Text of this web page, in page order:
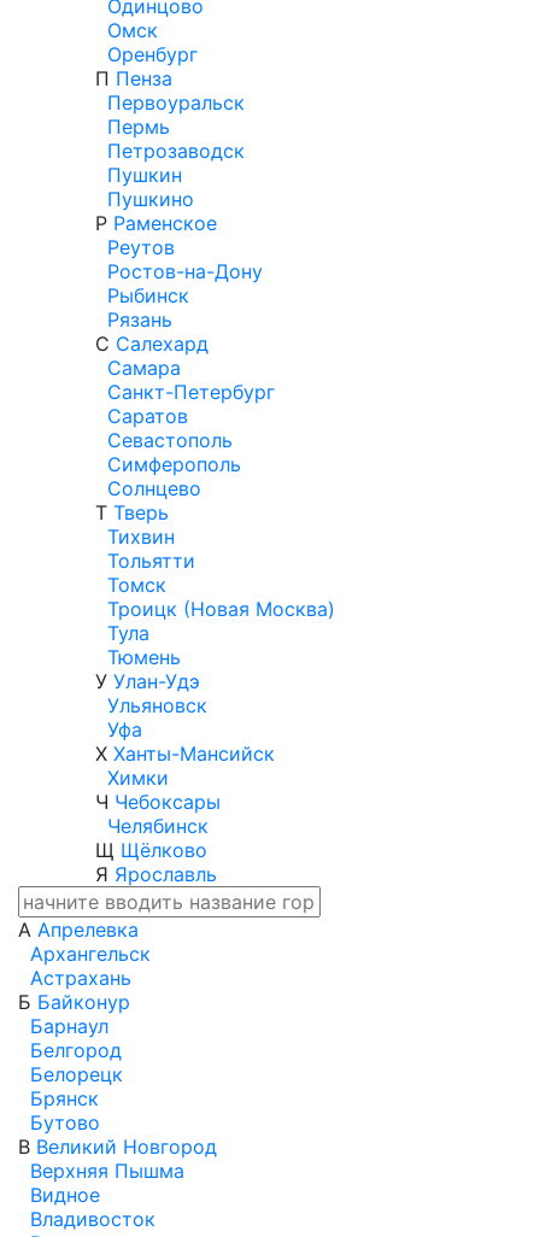
Одинцово
Омск
Оренбург
П Пенза
Первоуральск
Пермь
Петрозаводск
Пушкин
Пушкино
Р Раменское
Реутов
Ростов-на-Дону
Рыбинск
Рязань
С Салехард
Самара
Санкт-Петербург
Саратов
Севастополь
Симферополь
Солнцево
Т Тверь
Тихвин
Тольятти
Томск
Троицк (Новая Москва)
Тула
Тюмень
У Улан-Удэ
Ульяновск
Уфа
Х Ханты-Мансийск
Химки
Ч Чебоксары
Челябинск
Щ Щёлково
Я Ярославль
А Апрелевка
Архангельск
Астрахань
Б Байконур
Барнаул
Белгород
Белорецк
Брянск
Бутово
В Великий Новгород
Верхняя Пышма
Видное
Владивосток